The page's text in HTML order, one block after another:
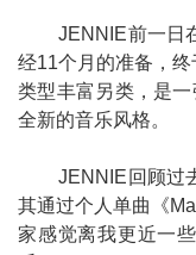
JENNIE前一日在
经11个月的准备，
类型丰富另类，是一
全新的音乐风格。
JENNIE回顾过去
其通过个人单曲《
家感觉离我更近一